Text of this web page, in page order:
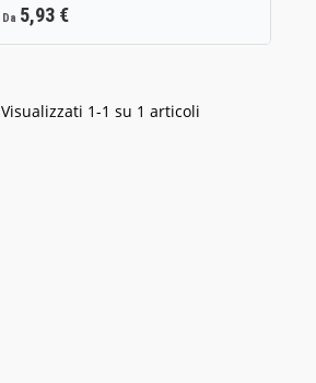
Da Prezzo
5,93 €
Visualizzati 1-1 su 1 articoli